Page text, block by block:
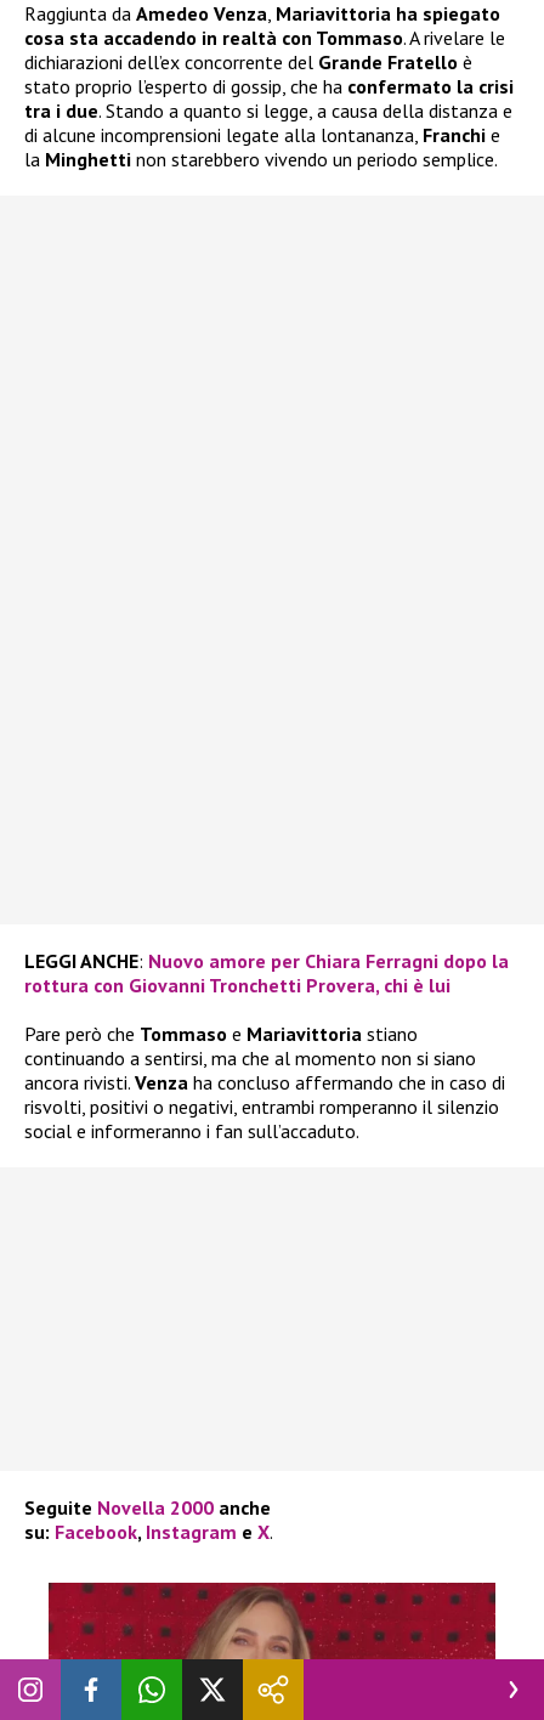
Raggiunta da Amedeo Venza, Mariavittoria ha spiegato
cosa sta accadendo in realtà con Tommaso. A rivelare le
dichiarazioni dell’ex concorrente del Grande Fratello è
stato proprio l’esperto di gossip, che ha confermato la crisi
tra i due. Stando a quanto si legge, a causa della distanza e
di alcune incomprensioni legate alla lontananza, Franchi e
la Minghetti non starebbero vivendo un periodo semplice.
LEGGI ANCHE: Nuovo amore per Chiara Ferragni dopo la
rottura con Giovanni Tronchetti Provera, chi è lui
Pare però che Tommaso e Mariavittoria stiano
continuando a sentirsi, ma che al momento non si siano
ancora rivisti. Venza ha concluso affermando che in caso di
risvolti, positivi o negativi, entrambi romperanno il silenzio
social e informeranno i fan sull’accaduto.
Seguite Novella 2000 anche
su: Facebook, Instagram e X.